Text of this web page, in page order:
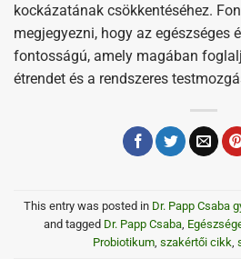
kockázatának csökkentéséhez.
megjegyezni, hogy az egészséges
fontosságú, amely magában
étrendet és a rendszeres
This entry was posted in Dr. Papp Csaba
and tagged Dr. Papp Csaba,
Probiotikum, szakértői cikk